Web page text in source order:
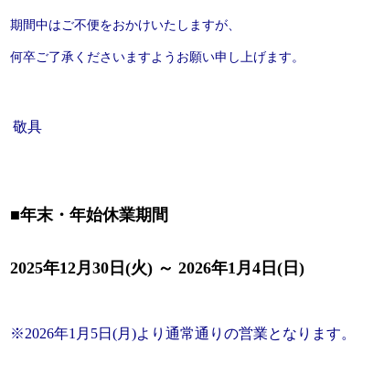
期間中はご不便をおかけいたしますが、
何卒ご了承くださいますようお願い申し上げます。
敬具
■年末・年始休業期間
2025年12月30日(火) ～ 2026年1月4日(日)
※2026年1月5日(月)より通常通りの営業となります。